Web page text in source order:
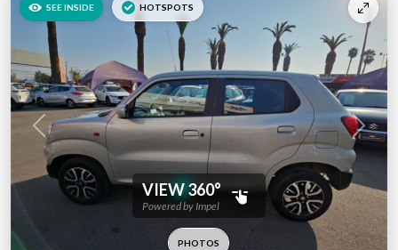
Previous Next